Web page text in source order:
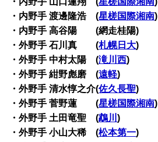
・内野手 渡邊隆浩 (星槎国際湘南)
・内野手 高谷陽 (網走桂陽)
・外野手 石川真 (札幌日大)
・外野手 中村太陽 (滝川西)
・外野手 紺野彪磨 (遠軽)
・外野手 清水惇之介(佐久長聖)
・外野手 菅野蓮 (星槎国際湘南)
・外野手 土田竜聖 (鵡川)
・外野手 小山大稀 (松本第一)